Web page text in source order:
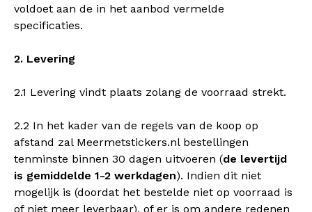
voldoet aan de in het aanbod vermelde
specificaties.
2. Levering
2.1 Levering vindt plaats zolang de voorraad strekt.
2.2 In het kader van de regels van de koop op
afstand zal Meermetstickers.nl bestellingen
tenminste binnen 30 dagen uitvoeren (de levertijd
is gemiddelde 1-2 werkdagen). Indien dit niet
mogelijk is (doordat het bestelde niet op voorraad is
of niet meer leverbaar), of er is om andere redenen